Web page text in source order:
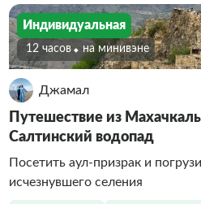
Индивидуальная
12 часов На минивэне
Джамал
Путешествие из
Салтинский водопад
Посетить аул-призрак и
исчезнувшего селения